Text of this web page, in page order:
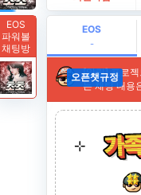
EOS
-
EOS
파워볼
채팅방